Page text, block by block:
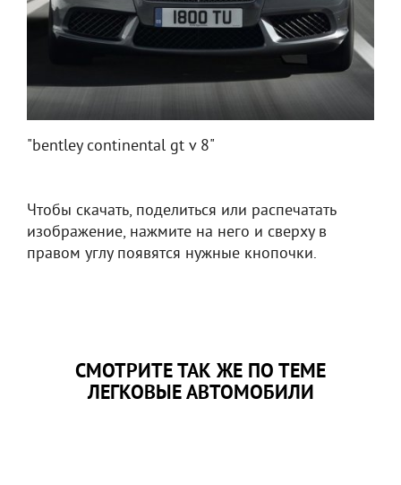
"bentley continental gt v 8"
Чтобы скачать, поделиться или распечатать
изображение, нажмите на него и сверху в
правом углу появятся нужные кнопочки.
СМОТРИТЕ ТАК ЖЕ ПО ТЕМЕ
ЛЕГКОВЫЕ АВТОМОБИЛИ